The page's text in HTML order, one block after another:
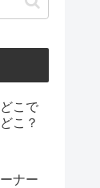
こで
こ？
ナー